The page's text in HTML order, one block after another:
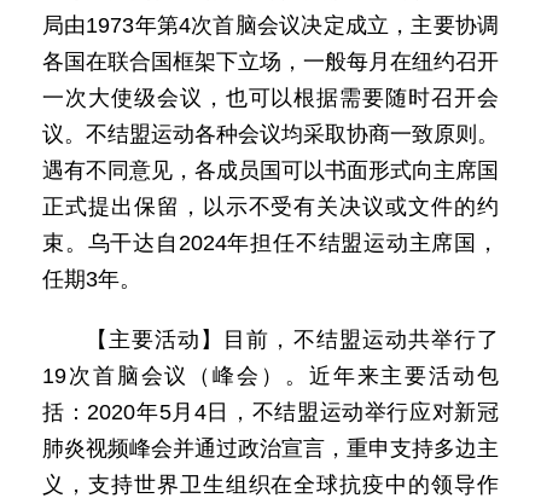
局由1973年第4次首脑会议决定成立，主要协调
各国在联合国框架下立场，一般每月在纽约召开
一次大使级会议，也可以根据需要随时召开会
议。不结盟运动各种会议均采取协商一致原则。
遇有不同意见，各成员国可以书面形式向主席国
正式提出保留，以示不受有关决议或文件的约
束。乌干达自2024年担任不结盟运动主席国，
任期3年。
【主要活动】目前，不结盟运动共举行了
19次首脑会议（峰会）。近年来主要活动包
括：2020年5月4日，不结盟运动举行应对新冠
肺炎视频峰会并通过政治宣言，重申支持多边主
义，支持世界卫生组织在全球抗疫中的领导作